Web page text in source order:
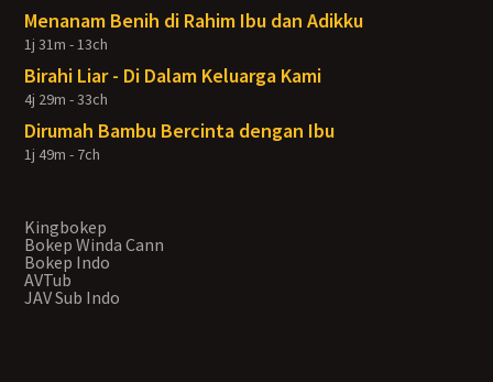
Menanam Benih di Rahim Ibu dan Adikku
1j 31m - 13ch
Birahi Liar - Di Dalam Keluarga Kami
4j 29m - 33ch
Dirumah Bambu Bercinta dengan Ibu
1j 49m - 7ch
Kingbokep
Bokep Winda Cann
Bokep Indo
AVTub
JAV Sub Indo